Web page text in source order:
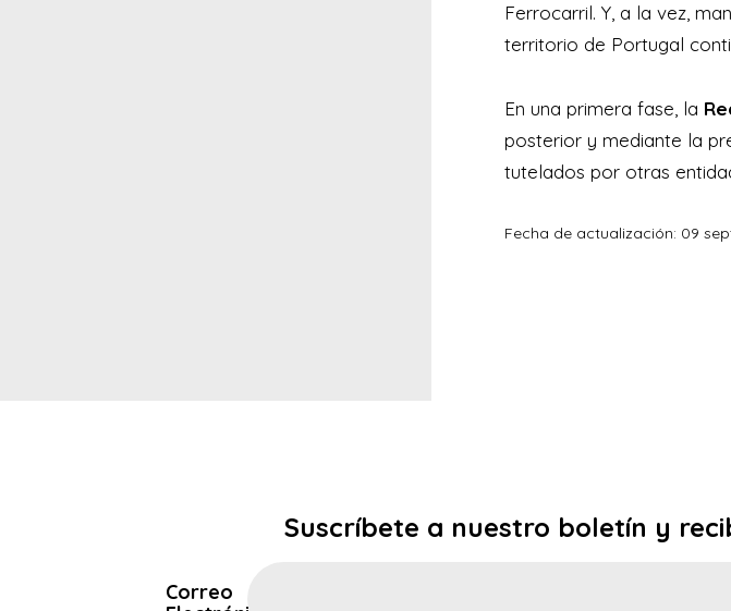
Ferrocarril. Y, a la vez,
territorio de Portugal
En una primera fase, la
posterior y mediante la
tutelados por otras
Fecha de actualización: 09
Suscríbete a nuestro boletín y
Correo